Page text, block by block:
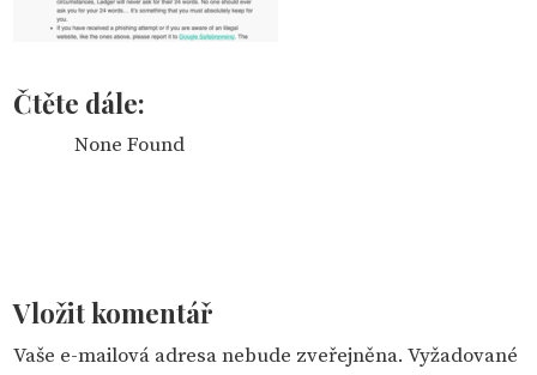
Čtěte dále:
None Found
Vložit komentář
Vaše e-mailová adresa nebude zveřejněna. Vyžadované